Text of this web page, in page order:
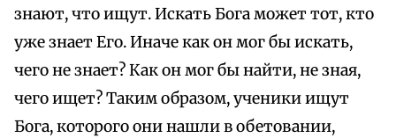
знают, что ищут. Искать Бога может тот, кто
уже знает Его. Иначе как он мог бы искать,
чего не знает? Как он мог бы найти, не зная,
чего ищет? Таким образом, ученики ищут
Бога, которого они нашли в обетовании,